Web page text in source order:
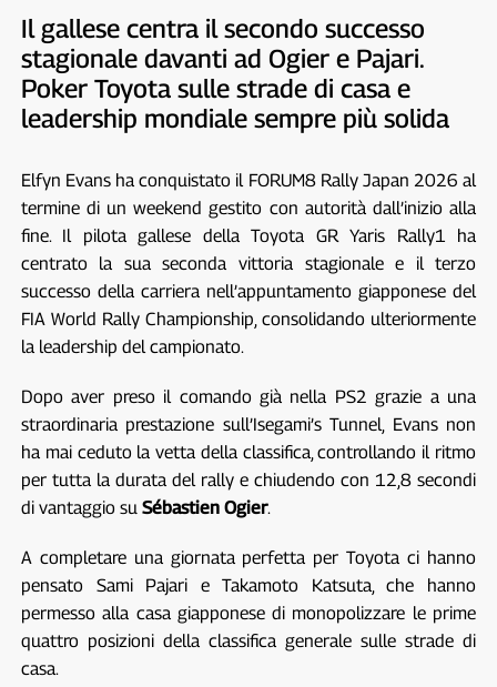
Il gallese centra il secondo successo
stagionale davanti ad Ogier e Pajari.
Poker Toyota sulle strade di casa e
leadership mondiale sempre più solida
Elfyn Evans ha conquistato il FORUM8 Rally Japan 2026 al
termine di un weekend gestito con autorità dall’inizio alla
fine. Il pilota gallese della Toyota GR Yaris Rally1 ha
centrato la sua seconda vittoria stagionale e il terzo
successo della carriera nell’appuntamento giapponese del
FIA World Rally Championship, consolidando ulteriormente
la leadership del campionato.
Dopo aver preso il comando già nella PS2 grazie a una
straordinaria prestazione sull’Isegami’s Tunnel, Evans non
ha mai ceduto la vetta della classifica, controllando il ritmo
per tutta la durata del rally e chiudendo con 12,8 secondi
di vantaggio su Sébastien Ogier.
A completare una giornata perfetta per Toyota ci hanno
pensato Sami Pajari e Takamoto Katsuta, che hanno
permesso alla casa giapponese di monopolizzare le prime
quattro posizioni della classifica generale sulle strade di
casa.